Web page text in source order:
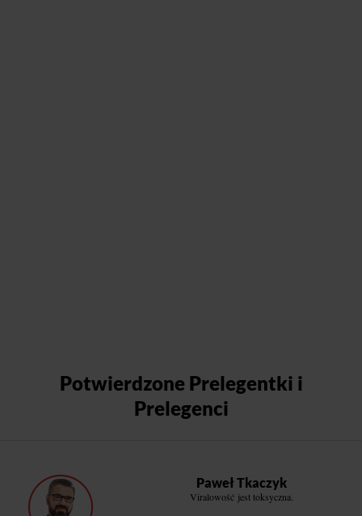
Potwierdzone Prelegentki i
Prelegenci
Paweł Tkaczyk
Viralowość jest toksyczna.